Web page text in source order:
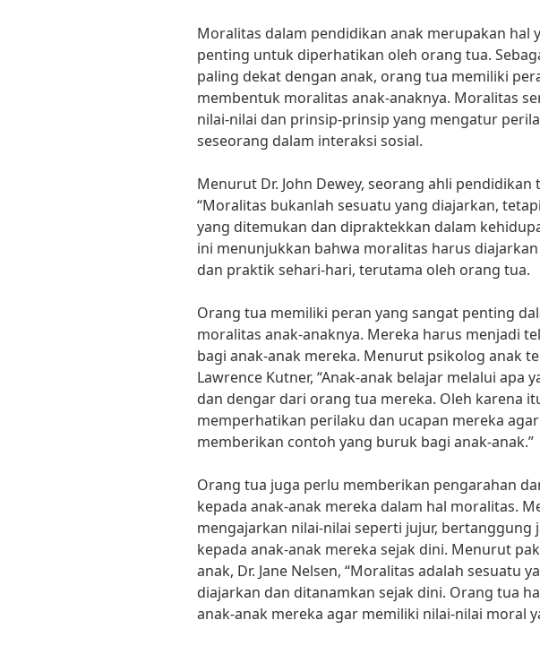
Moralitas dalam pendidikan anak merupakan hal
penting untuk diperhatikan oleh orang tua.
paling dekat dengan anak, orang tua memiliki
membentuk moralitas anak-anaknya. Moralitas
nilai-nilai dan prinsip-prinsip yang mengatur
seseorang dalam interaksi sosial.
Menurut Dr. John Dewey, seorang ahli pendidikan
“Moralitas bukanlah sesuatu yang diajarkan,
yang ditemukan dan dipraktekkan dalam
ini menunjukkan bahwa moralitas harus
dan praktik sehari-hari, terutama oleh orang tua.
Orang tua memiliki peran yang sangat penting
moralitas anak-anaknya. Mereka harus menjadi
bagi anak-anak mereka. Menurut psikolog anak
Lawrence Kutner, “Anak-anak belajar melalui apa
dan dengar dari orang tua mereka. Oleh karena
memperhatikan perilaku dan ucapan mereka
memberikan contoh yang buruk bagi anak-anak.”
Orang tua juga perlu memberikan pengarahan
kepada anak-anak mereka dalam hal moralitas.
mengajarkan nilai-nilai seperti jujur, bertanggung
kepada anak-anak mereka sejak dini. Menurut
anak, Dr. Jane Nelsen, “Moralitas adalah sesuatu
diajarkan dan ditanamkan sejak dini. Orang tua
anak-anak mereka agar memiliki nilai-nilai moral